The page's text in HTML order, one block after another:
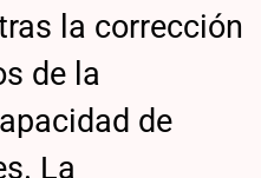
la corrección
de la
de
La